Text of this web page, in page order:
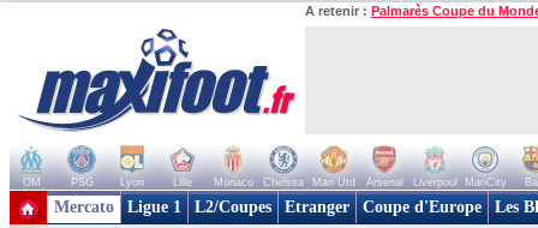
A retenir : Palmarès Coupe du
OM PSG Lyon Lille Monaco Chelsea Man Utd Arsenal Liverpool ManCity
+ de clubs
Mercato Ligue 1 L2/Coupes Etranger Coupe d'Europe Les